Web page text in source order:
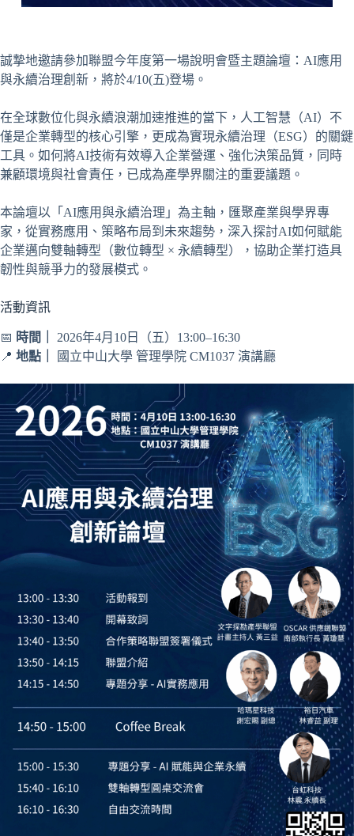
誠摯地邀請參加聯盟今年度第一場說明會暨主題論壇：AI應用
與永續治理創新，將於4/10(五)登場。
在全球數位化與永續浪潮加速推進的當下，人工智慧（AI）不
僅是企業轉型的核心引擎，更成為實現永續治理（ESG）的關鍵
工具。如何將AI技術有效導入企業營運、強化決策品質，同時
兼顧環境與社會責任，已成為產學界關注的重要議題。
本論壇以「AI應用與永續治理」為主軸，匯聚產業與學界專
家，從實務應用、策略布局到未來趨勢，深入探討AI如何賦能
企業邁向雙軸轉型（數位轉型 × 永續轉型），協助企業打造具
韌性與競爭力的發展模式。
活動資訊
📅 時間｜
2026年4月10日（五）13:00–16:30
📍 地點｜ 國立中山大學 管理學院 CM1037 演講廳